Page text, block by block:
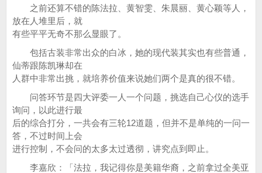
之前还算不错的陈法拉、黄智雯、朱晨丽、黄心颖等人，
放在人堆里后，就
有些平平无奇不那么显眼了。
包括古装非常出众的白冰，她的现代装其实也有些普通，
仙蒂跟陈凯琳却在
人群中非常出挑，就培养价值来说她们两个是真的很不错。
问答环节是四大评委一人一个问题，挑选自己心仪的选手
询问，以此进行最
后的综合打分，一共会有三轮12道题，但并不是单纯的一问一
答，不过时间上会
进行控制，不会问的太多太过透彻，讲究点到即止。
李嘉欣：「法拉，我记得你是美籍华裔，之前拿过全美亚